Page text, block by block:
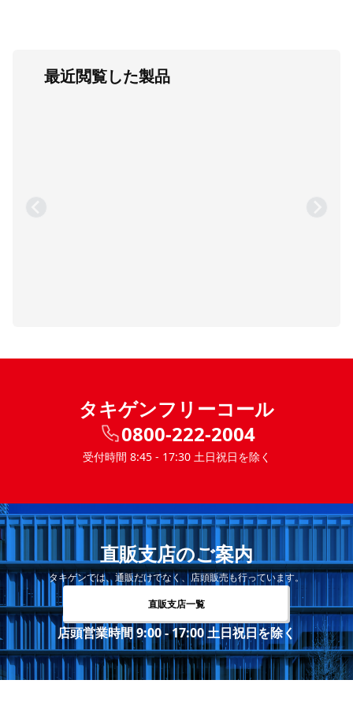
最近閲覧した製品
タキゲンフリーコール
0800-222-2004
受付時間 8:45 - 17:30 土日祝日を除く
直販支店のご案内
タキゲンでは、通販だけでなく、店頭販売も行っています。
直販支店一覧
店頭営業時間 9:00 - 17:00 土日祝日を除く